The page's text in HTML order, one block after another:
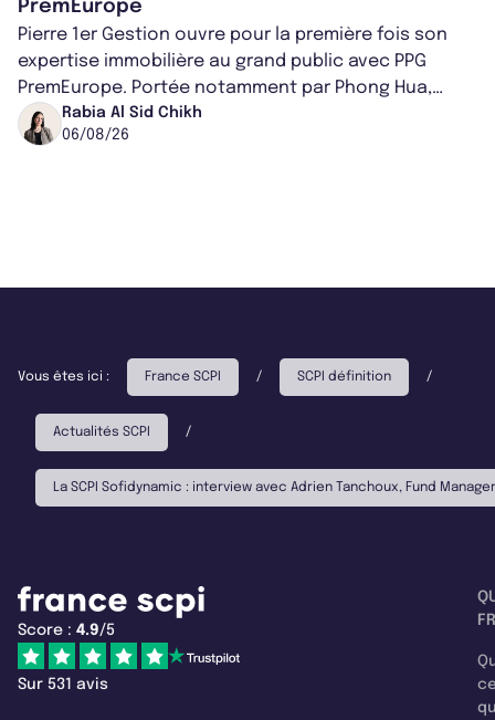
PremEurope
Pierre 1er Gestion ouvre pour la première fois son
expertise immobilière au grand public avec PPG
PremEurope. Portée notamment par Phong Hua,
ancien directeur des investissements d...
Rabia Al Sid Chikh
06/08/26
Vous êtes ici : France SCPI / SCPI définition /
Actualités SCPI /
La SCPI Sofidynamic : interview avec Adrien Tanchoux, Fund
Score : 4.9/5
Sur 531 avis